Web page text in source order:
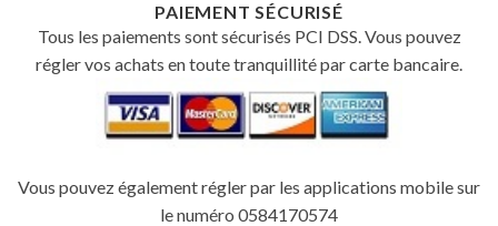
PAIEMENT SÉCURISÉ
Tous les paiements sont sécurisés PCI DSS. Vous pouvez
régler vos achats en toute tranquillité par carte bancaire.
Vous pouvez également régler par les applications mobile sur
le numéro 0584170574